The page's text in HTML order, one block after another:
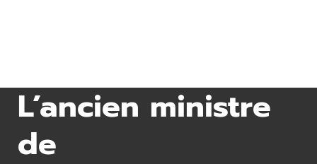
L’ancien ministre
de